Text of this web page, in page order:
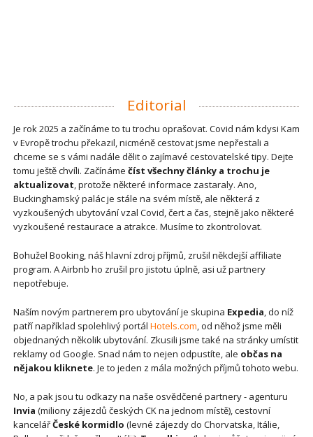
Editorial
Je rok 2025 a začínáme to tu trochu oprašovat. Covid nám kdysi Kam
v Evropě trochu překazil, nicméně cestovat jsme nepřestali a
chceme se s vámi nadále dělit o zajímavé cestovatelské tipy. Dejte
tomu ještě chvíli. Začínáme číst všechny články a trochu je
aktualizovat, protože některé informace zastaraly. Ano,
Buckinghamský palác je stále na svém místě, ale některá z
vyzkoušených ubytování vzal Covid, čert a čas, stejně jako některé
vyzkoušené restaurace a atrakce. Musíme to zkontrolovat.
Bohužel Booking, náš hlavní zdroj příjmů, zrušil někdejší affiliate
program. A Airbnb ho zrušil pro jistotu úplně, asi už partnery
nepotřebuje.
Naším novým partnerem pro ubytování je skupina Expedia, do níž
patří například spolehlivý portál Hotels.com, od něhož jsme měli
objednaných několik ubytování. Zkusili jsme také na stránky umístit
reklamy od Google. Snad nám to nejen odpustíte, ale občas na
nějakou kliknete. Je to jeden z mála možných příjmů tohoto webu.
No, a pak jsou tu odkazy na naše osvědčené partnery - agenturu
Invia (miliony zájezdů českých CK na jednom místě), cestovní
kancelářČeské kormidlo (levné zájezdy do Chorvatska, Itálie,